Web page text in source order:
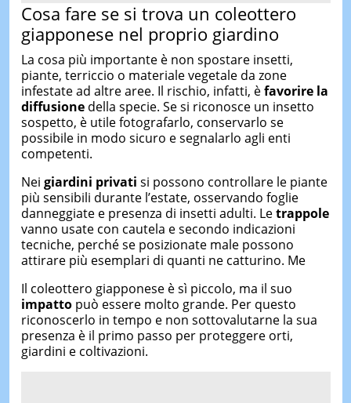
Cosa fare se si trova un coleottero
giapponese nel proprio giardino
La cosa più importante è non spostare insetti,
piante, terriccio o materiale vegetale da zone
infestate ad altre aree. Il rischio, infatti, èfavorire la
diffusionedella specie. Se si riconosce un insetto
sospetto, è utile fotografarlo, conservarlo se
possibile in modo sicuro e segnalarlo agli enti
competenti.
Nei giardini privati si possono controllare le piante
più sensibili durante l’estate, osservando foglie
danneggiate e presenza di insetti adulti. Letrappole
vanno usate con cautela e secondo indicazioni
tecniche, perché se posizionate male possono
attirare più esemplari di quanti ne catturino. Me
Il coleottero giapponese è sì piccolo, ma il suo
impattopuò essere molto grande. Per questo
riconoscerlo in tempo e non sottovalutarne la sua
presenza è il primo passo per proteggere orti,
giardini e coltivazioni.